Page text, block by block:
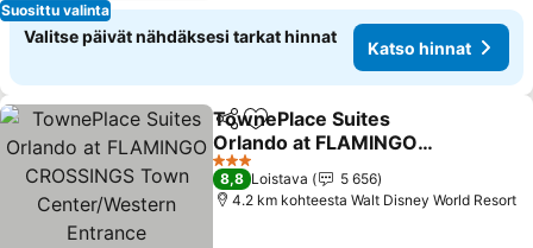
Suosittu valinta
Valitse päivät nähdäksesi tarkat hinnat
Katso hinnat
Jaa Lisää suosikkeihin
TownePlace Suites
Orlando at FLAMINGO
CROSSINGS Town
Center/Western Entrance
Katso hinnat
3 Tähtiluokitus
8,8 Loistava
5 656
4.2 km kohteesta Walt Disney World Resort